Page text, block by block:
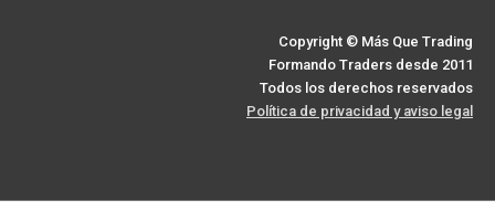
Copyright © Más Que Trading
Formando Traders desde 2011
Todos los derechos reservados
Política de privacidad y aviso legal